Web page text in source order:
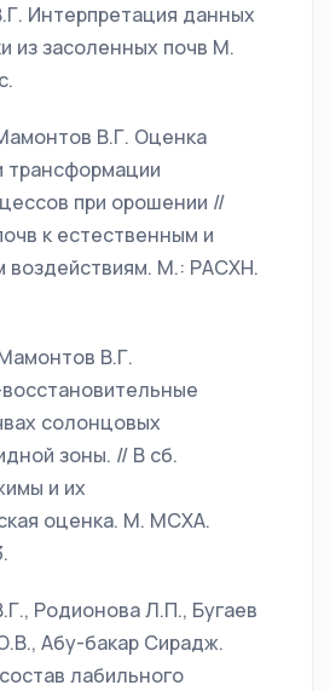
Интерпретация данных
из засоленных почв М.
В.Г. Оценка
трансформации
при орошении //
к естественным и
воздействиям. М.: РАСХН.
В.Г.
солонцовых
зоны. // В сб.
и их
оценка. М. МСХА.
Родионова Л.П., Бугаев
Абу-бакар Сирадж.
лабильного